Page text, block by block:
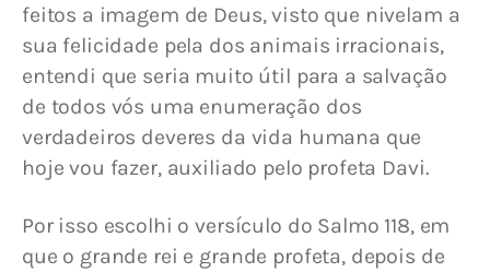
feitos a imagem de Deus, visto que nivelam a
sua felicidade pela dos animais irracionais,
entendi que seria muito útil para a salvação
de todos vós uma enumeração dos
verdadeiros deveres da vida humana que
hoje vou fazer, auxiliado pelo profeta Davi.
Por isso escolhi o versículo do Salmo 118, em
que o grande rei e grande profeta, depois de